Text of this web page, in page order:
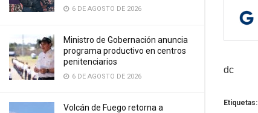
6 DE AGOSTO DE 2026
Ministro de Gobernación anuncia
programa productivo en centros
penitenciarios
6 DE AGOSTO DE 2026
Volcán de Fuego retorna a
dc
Etiquetas: